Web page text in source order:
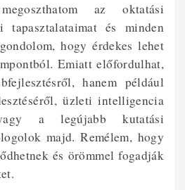
az oktatási
tapasztalataimat és minden
hogy érdekes lehet
Emiatt előfordulhat,
hanem például
üzleti intelligencia
a legújabb kutatási
majd. Remélem, hogy
és örömmel fogadják